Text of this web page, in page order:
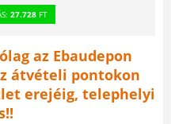
27.728FT
az Ebaudepon
átvételi pontokon
erejéig, telephelyi